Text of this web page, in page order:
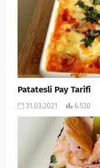
Patatesli Pay Tarifi
31.03.2021 6.530